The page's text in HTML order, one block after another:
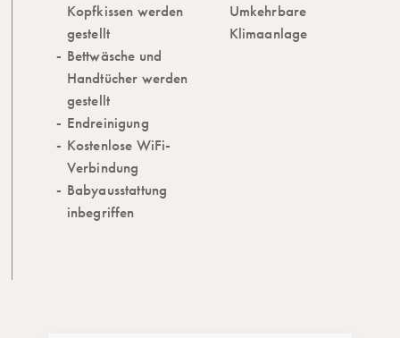
Kopfkissen werden
gestellt
Bettwäsche und
Handtücher werden
gestellt
Endreinigung
Kostenlose WiFi-
Verbindung
Babyausstattung
inbegriffen
Umkehrbare
Klimaanlage